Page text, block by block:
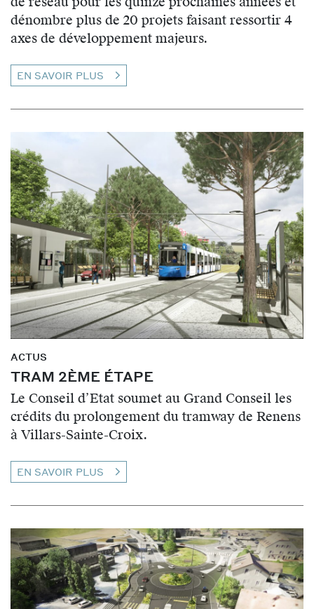
dénombre plus de 20 projets faisant ressortir 4
axes de développement majeurs.
EN SAVOIR PLUS
ACTUS
TRAM 2ÈME ÉTAPE
Le Conseil d’Etat soumet au Grand Conseil les
crédits du prolongement du tramway de Renens
à Villars-Sainte-Croix.
EN SAVOIR PLUS